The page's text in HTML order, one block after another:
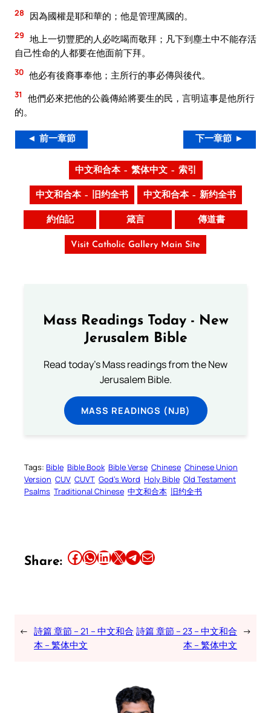
28 因為國權是耶和華的；他是管理萬國的。
29 地上一切豐肥的人必吃喝而敬拜；凡下到塵土中不能存活
自己性命的人都要在他面前下拜。
30 他必有後裔事奉他；主所行的事必傳與後代。
31
他們必來把他的公義傳給將要生的民，言明這事是他所行
的。
◄ 前一章節 下一章節 ►
中文和合本 – 繁体中文 – 索引
中文和合本 – 旧约全书 中文和合本 – 新约全书
約伯記 箴言 傳道書
Visit Catholic Gallery Main Site
Mass Readings Today - New
Jerusalem Bible
Read today's Mass readings from the New
Jerusalem Bible.
MASS READINGS (NJB)
Tags: Bible Bible Book Bible Verse Chinese Chinese Union
Version CUV CUVT God’s Word Holy Bible Old Testament
Psalms Traditional Chinese 中文和合本 旧约全书
Share: Share this article on Facebook Share this article on WhatsApp Share this article on LinkedIn Share this article on X Share this article on TelegramEmail this Article
← 詩篇 章節 – 21 – 中文和合
本 – 繁体中文
詩篇 章節 – 23 – 中文和合
本 – 繁体中文
→